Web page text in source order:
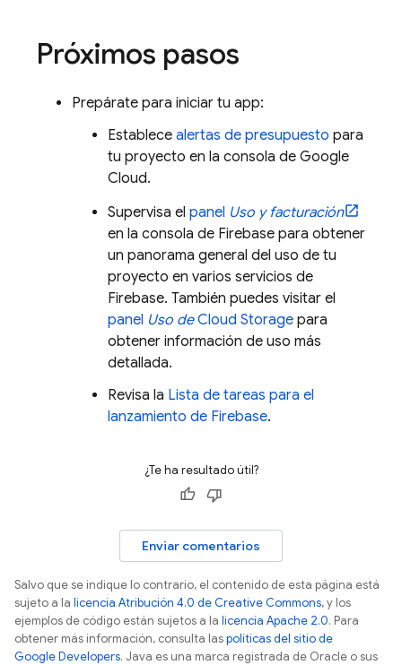
Próximos pasos
Prepárate para iniciar tu app:
Establece alertas de presupuesto para
tu proyecto en la consola de Google
Cloud.
Supervisa el panel Uso y facturación
en la consola de Firebase para obtener
un panorama general del uso de tu
proyecto en varios servicios de
Firebase. También puedes visitar el
panel Uso de Cloud Storage para
obtener información de uso más
detallada.
Revisa la Lista de tareas para el
lanzamiento de Firebase.
¿Te ha resultado útil?
Enviar comentarios
Salvo que se indique lo contrario, el contenido de esta página está
sujeto a la licencia Atribución 4.0 de Creative Commons, y los
ejemplos de código están sujetos a la licencia Apache 2.0. Para
obtener más información, consulta laspolíticas del sitio de
Google Developers. Java es una marca registrada de Oracle o sus